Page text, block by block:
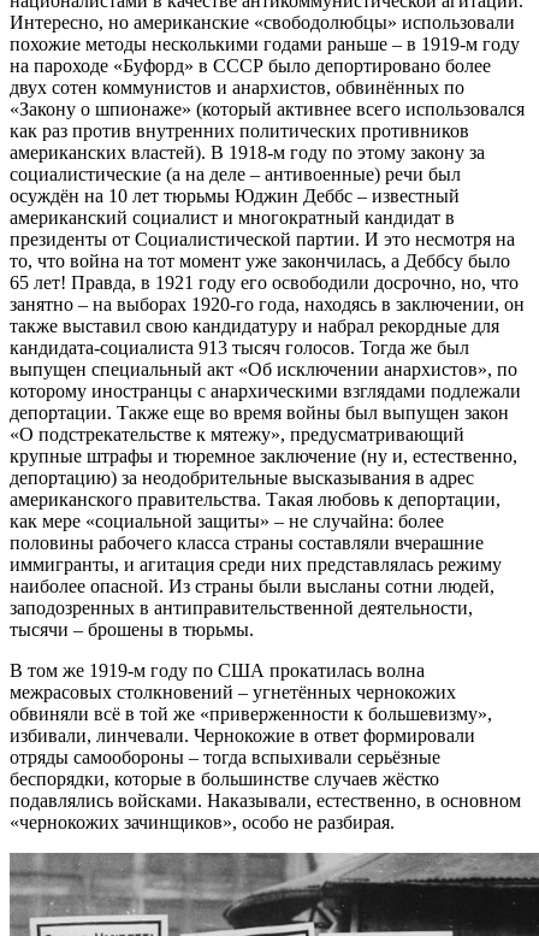
Интересно, но американские «свободолюбцы» использовали
похожие методы несколькими годами раньше – в 1919-м году
на пароходе «Буфорд» в СССР было депортировано более
двух сотен коммунистов и анархистов, обвинённых по
«Закону о шпионаже» (который активнее всего использовался
как раз против внутренних политических противников
американских властей). В 1918-м году по этому закону за
социалистические (а на деле – антивоенные) речи был
осуждён на 10 лет тюрьмы Юджин Деббс – известный
американский социалист и многократный кандидат в
президенты от Социалистической партии. И это несмотря на
то, что война на тот момент уже закончилась, а Деббсу было
65 лет! Правда, в 1921 году его освободили досрочно, но, что
занятно – на выборах 1920-го года, находясь в заключении, он
также выставил свою кандидатуру и набрал рекордные для
кандидата-социалиста 913 тысяч голосов. Тогда же был
выпущен специальный акт «Об исключении анархистов», по
которому иностранцы с анархическими взглядами подлежали
депортации. Также еще во время войны был выпущен закон
«О подстрекательстве к мятежу», предусматривающий
крупные штрафы и тюремное заключение (ну и, естественно,
депортацию) за неодобрительные высказывания в адрес
американского правительства. Такая любовь к депортации,
как мере «социальной защиты» – не случайна: более
половины рабочего класса страны составляли вчерашние
иммигранты, и агитация среди них представлялась режиму
наиболее опасной. Из страны были высланы сотни людей,
заподозренных в антиправительственной деятельности,
тысячи – брошены в тюрьмы.
В том же 1919-м году по США прокатилась волна
межрасовых столкновений – угнетённых чернокожих
обвиняли всё в той же «приверженности к большевизму»,
избивали, линчевали. Чернокожие в ответ формировали
отряды самообороны – тогда вспыхивали серьёзные
беспорядки, которые в большинстве случаев жёстко
подавлялись войсками. Наказывали, естественно, в основном
«чернокожих зачинщиков», особо не разбирая.